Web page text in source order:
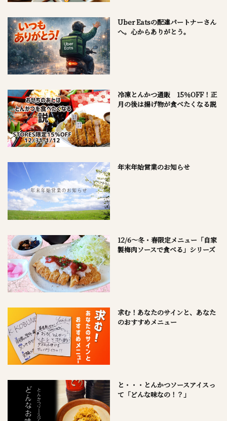
Uber Eatsの配達パートナーさん
へ。心からありがとう。
冷凍とんかつ通販 15％OFF！正
月の後は揚げ物が食べたくなる説
年末年始営業のお知らせ
12/6～冬・春限定メニュー「自家
製梅肉ソースで食べる」シリーズ
求む！あなたのサインと、あなた
のおすすめメニュー
と・・・とんかつソースアイスっ
て「どんな味なの！？」